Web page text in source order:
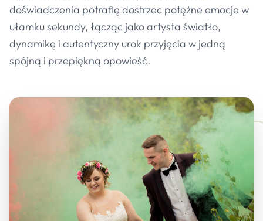
doświadczenia potrafię dostrzec potężne emocje w
ułamku sekundy, łącząc jako artysta światło,
dynamikę i autentyczny urok przyjęcia w jedną
spójną i przepiękną opowieść.